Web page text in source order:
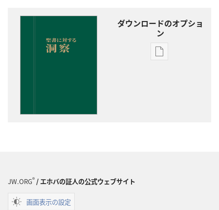
ダウンロードのオプショ
ン
出
JW.ORG®/ エホバの証人の公式ウェブサイト
画面表示の設定